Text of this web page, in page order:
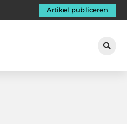
Artikel publiceren